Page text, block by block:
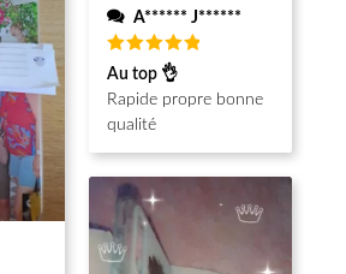
A****** J******
Note5
sur 5
Au top 👌
Rapide propre bonne
qualité